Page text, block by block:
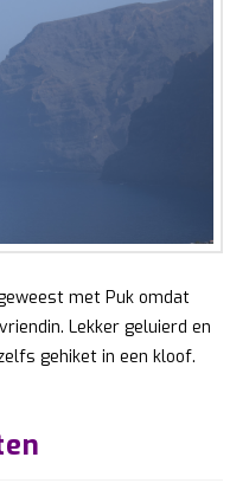
met Puk omdat
Lekker geluierd en
gehiket in een kloof.